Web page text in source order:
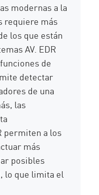
modernas a la
requiere más
los que están
AV. EDR
de
detectar
de una
las
permiten a los
más
posibles
lo que limita el